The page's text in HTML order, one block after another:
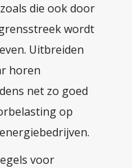
die ook door
wordt
Uitbreiden
horen
net zo goed
op
voor